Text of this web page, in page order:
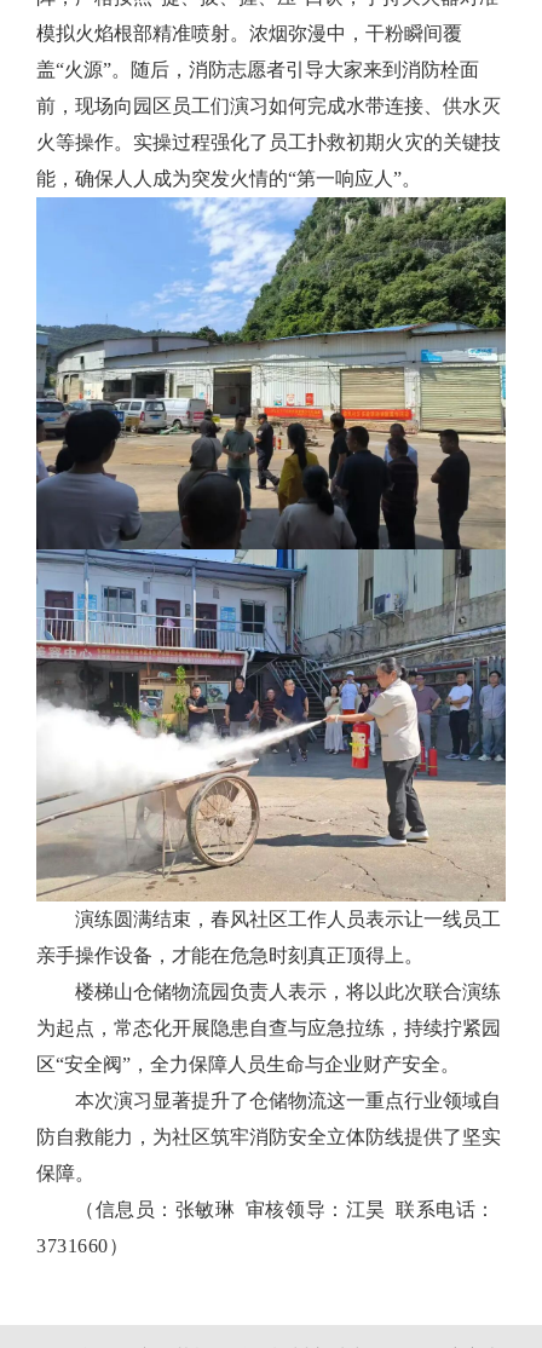
模拟火焰根部精准喷射。浓烟弥漫中，干粉瞬间覆
盖“火源”。随后，消防志愿者引导大家来到消防栓面
前，现场向园区员工们演习如何完成水带连接、供水灭
火等操作。实操过程强化了员工扑救初期火灾的关键技
能，确保人人成为突发火情的“第一响应人”。
演练圆满结束，春风社区工作人员表示让一线员工
亲手操作设备，才能在危急时刻真正顶得上。
楼梯山仓储物流园负责人表示，将以此次联合演练
为起点，常态化开展隐患自查与应急拉练，持续拧紧园
区“安全阀”，全力保障人员生命与企业财产安全。
本次演习显著提升了仓储物流这一重点行业领域自
防自救能力，为社区筑牢消防安全立体防线提供了坚实
保障。
（信息员：张敏琳 审核领导：江昊 联系电话：
3731660）